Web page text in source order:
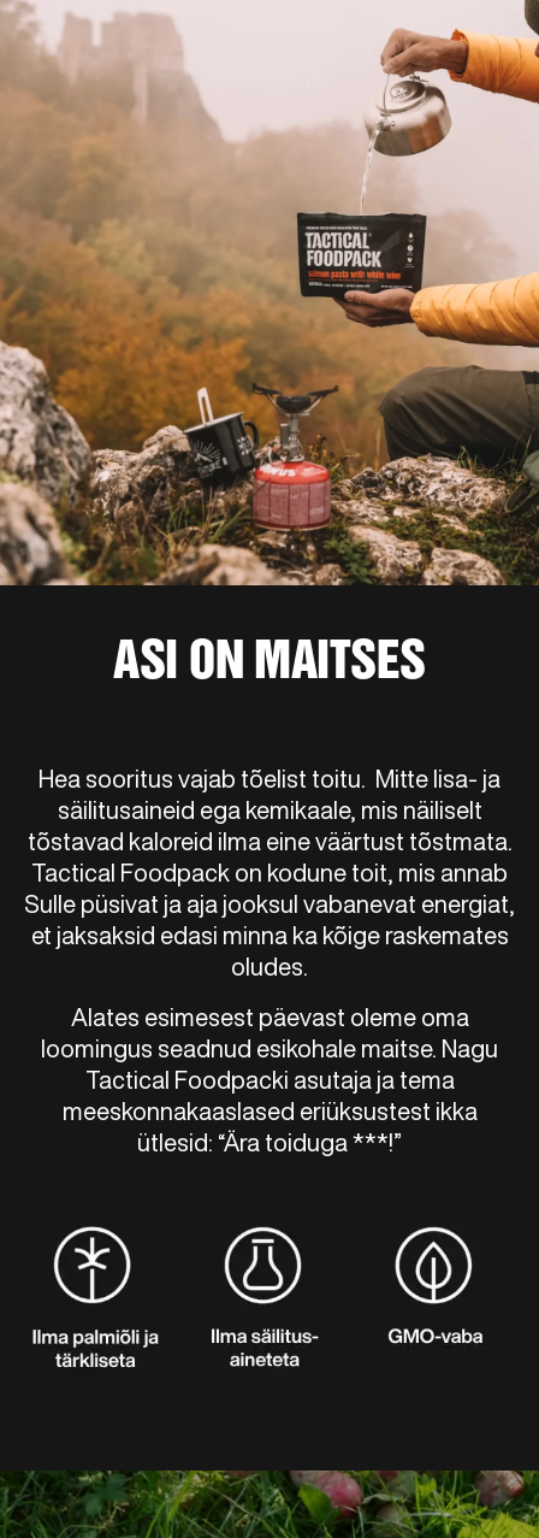
ASI ON MAITSES
Hea sooritus vajab tõelist toitu. Mitte lisa- ja
säilitusaineid ega kemikaale, mis näiliselt
tõstavad kaloreid ilma eine väärtust tõstmata.
Tactical Foodpack on kodune toit, mis annab
Sulle püsivat ja aja jooksul vabanevat energiat,
et jaksaksid edasi minna ka kõige raskemates
oludes.
Alates esimesest päevast oleme oma
loomingus seadnud esikohale maitse. Nagu
Tactical Foodpacki asutaja ja tema
meeskonnakaaslased eriüksustest ikka
ütlesid: “Ära toiduga ***!”